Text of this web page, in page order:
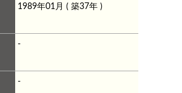
1989年01月 ( 築37年 )
-
-